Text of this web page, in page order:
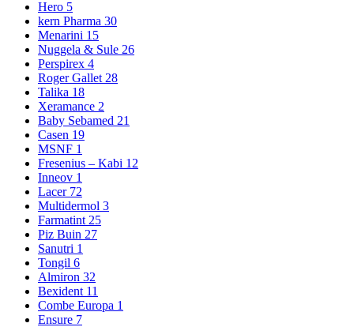
Hero 5
kern Pharma 30
Menarini 15
Nuggela & Sule 26
Perspirex 4
Roger Gallet 28
Talika 18
Xeramance 2
Baby Sebamed 21
Casen 19
MSNF 1
Fresenius – Kabi 12
Inneov 1
Lacer 72
Multidermol 3
Farmatint 25
Piz Buin 27
Sanutri 1
Tongil 6
Almiron 32
Bexident 11
Combe Europa 1
Ensure 7